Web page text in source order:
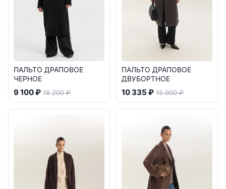
ПАЛЬТО ДРАПОВОЕ
ЧЕРНОЕ
9 100 ₽ 18 200 ₽
ПАЛЬТО ДРАПОВОЕ
ДВУБОРТНОЕ
10 335 ₽ 15 900 ₽